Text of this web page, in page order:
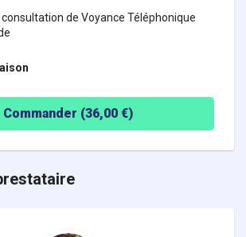
de Voyance Téléphonique
Commander (36,00€)